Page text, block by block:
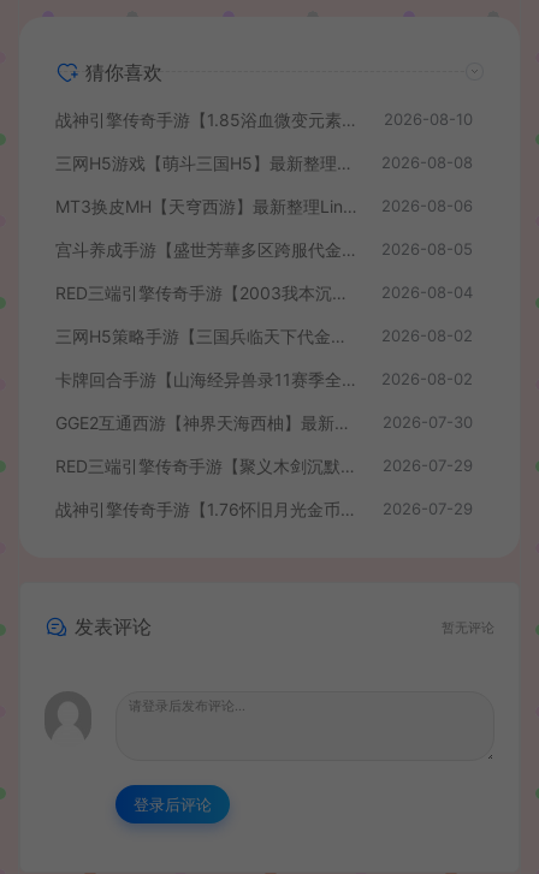
猜你喜欢
战神引擎传奇手游【1.85浴血微变元素三大陆-白猪3】最新整理Win系复古服务端+安卓苹果双端+GM授权后台+详细搭建教程 2026-08-10
三网H5游戏【萌斗三国H5】最新整理WIN系服务端+GM后台+详细搭建教程 2026-08-08
MT3换皮MH【天穹西游】最新整理Linux手工服务端+安卓苹果双端+GM后台+详细搭建教程+全套源码+视频教程 2026-08-06
宫斗养成手游【盛世芳華多区跨服代金券本地优化版】最新整理单机一键即玩端+Linux手工服务端+CDK授权后台+安卓+详细搭建教程 2026-08-05
RED三端引擎传奇手游【2003我本沉默】最新整理Win系服务端+安卓苹果PC三端+详细搭建教程 2026-08-04
三网H5策略手游【三国兵临天下代金券内购七合修复版】最新整理单机一键即玩镜像端+Linux手工服务端+管理后台+GM授权后台+简易安卓客户端+详细搭建教程+视频教程 2026-08-02
卡牌回合手游【山海经异兽录11赛季全人物代金券内购版】最新整理WIN系服务端+授权GM后台+管理后台+热更修改工具+安卓+详细搭建教程 2026-08-02
GGE2互通西游【神界天海西柚】最新整理Win系服务端+安卓苹果PC三端+内置GM工具+全套源码+详细搭建教程+视频教程 2026-07-30
RED三端引擎传奇手游【聚义木剑沉默高仿嘟嘟沉默】最新整理Win系服务端+安卓苹果PC三端+详细搭建教程 2026-07-29
战神引擎传奇手游【1.76怀旧月光金币版】最新整理Win系复古服务端+安卓苹果双端+GM授权物品后台+详细搭建教程 2026-07-29
发表评论 暂无评论
登录后评论